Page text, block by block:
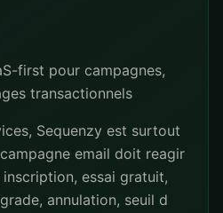
first pour campagnes,
transactionnels
Sequenzy est surtout
email doit reagir
essai gratuit,
annulation, seuil d